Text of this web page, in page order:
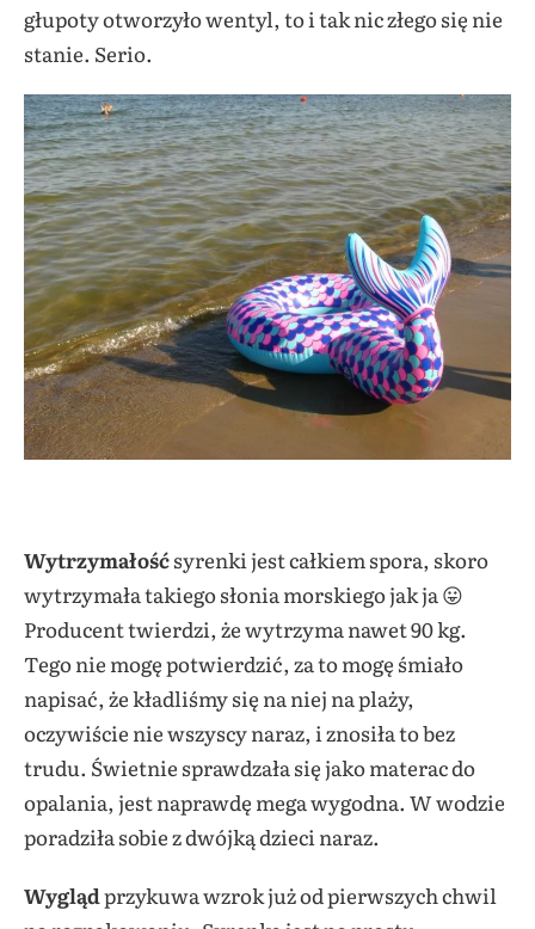
głupoty otworzyło wentyl, to i tak nic złego się nie
stanie. Serio.
Wytrzymałośćsyrenki jest całkiem spora, skoro
wytrzymała takiego słonia morskiego jak ja 😛
Producent twierdzi, że wytrzyma nawet 90 kg.
Tego nie mogę potwierdzić, za to mogę śmiało
napisać, że kładliśmy się na niej na plaży,
oczywiście nie wszyscy naraz, i znosiła to bez
trudu. Świetnie sprawdzała się jako materac do
opalania, jest naprawdę mega wygodna. W wodzie
poradziła sobie z dwójką dzieci naraz.
Wyglądprzykuwa wzrok już od pierwszych chwil